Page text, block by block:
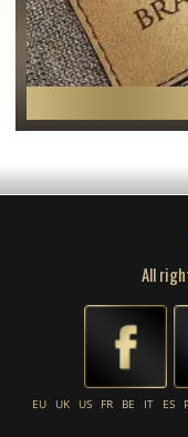
All
EU UK US FR BE IT ES